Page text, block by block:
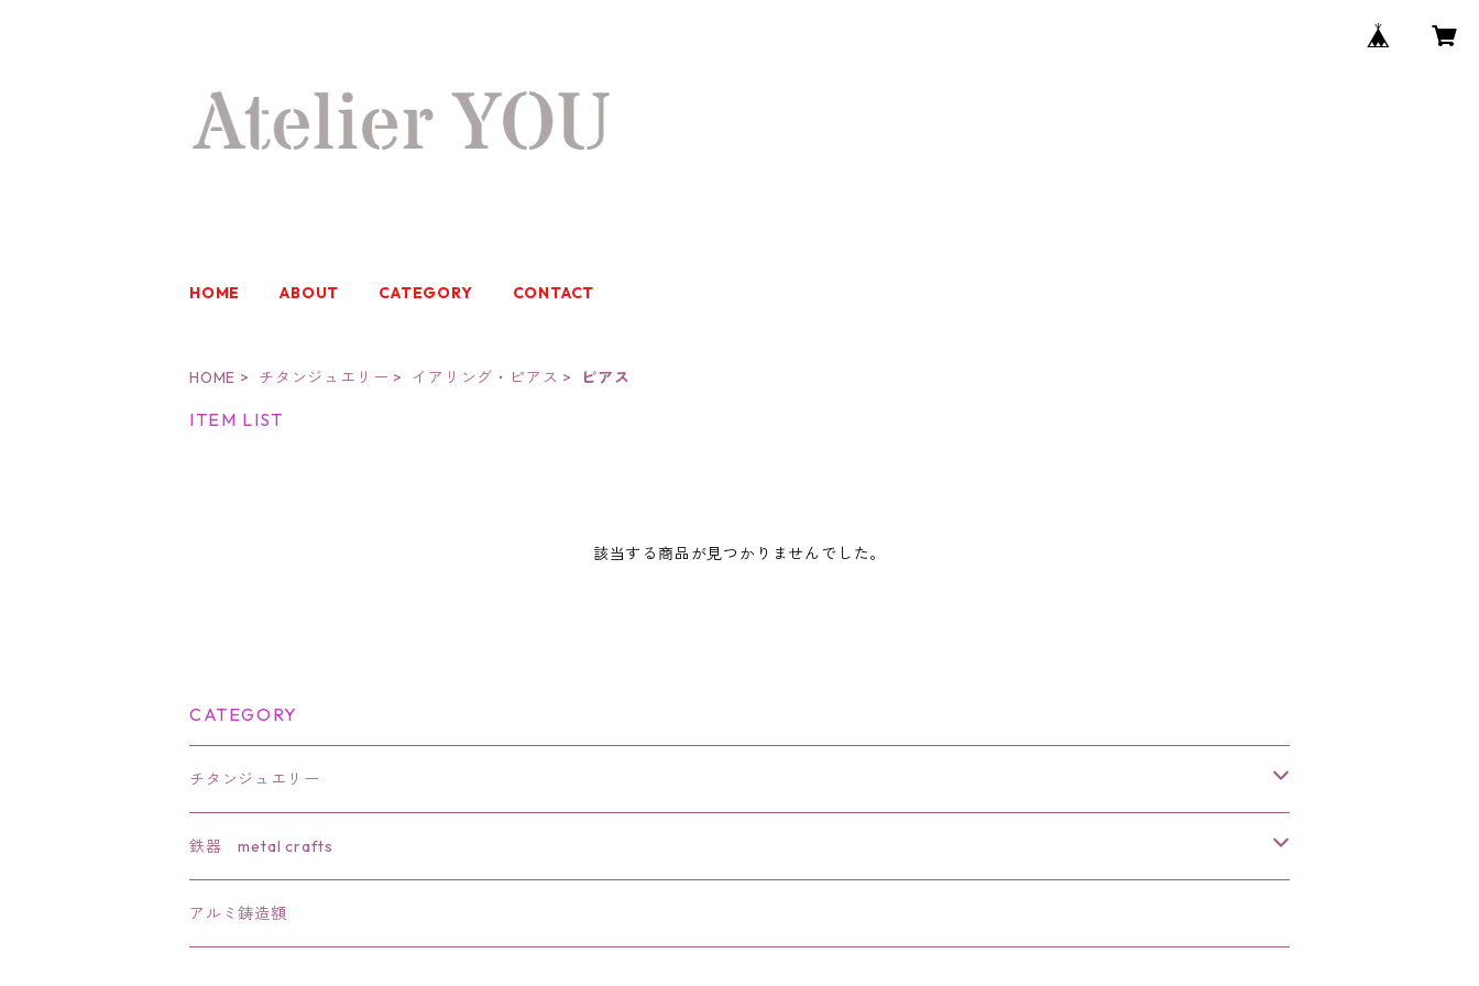
HOME ABOUT CATEGORY CONTACT
HOME チタンジュエリー イアリング・ピアス ピアス
ITEM LIST
該当する商品が見つかりませんでした。
CATEGORY
チタンジュエリー
リング
ペンダント
鉄器 metal crafts
干支
アルミ鋳造額